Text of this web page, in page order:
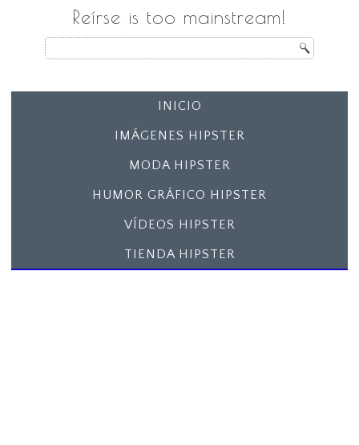
Reírse is too mainstream!
INICIO
IMÁGENES HIPSTER
MODA HIPSTER
HUMOR GRÁFICO HIPSTER
VÍDEOS HIPSTER
TIENDA HIPSTER